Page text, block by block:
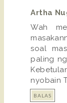
Artha
Wah
soal
paling
nyobain
BALAS